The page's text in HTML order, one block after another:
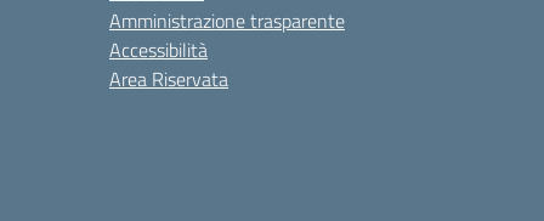
Amministrazione trasparente
Accessibilità
Area Riservata